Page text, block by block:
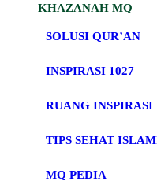
KHAZANAH MQ
SOLUSI QUR’AN
INSPIRASI 1027
RUANG INSPIRASI
TIPS SEHAT
MQ PEDIA